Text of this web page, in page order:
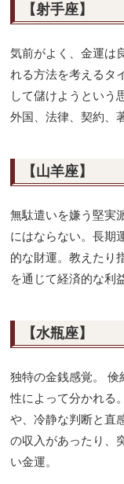
【射手座】
気前がよく、金運は
れる方法を考えるタ
して儲けようという
外国、法律、契約、
【山羊座】
無駄遣いを嫌う堅実
にはならない。長期
的な財運。教えたり
を通じて経済的な利
【水瓶座】
独特の金銭感覚。 倹
性によって分かれる
や、冷静な判断と直
の収入があったり、
い金運。